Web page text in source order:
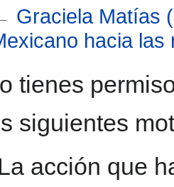
Graciela Matías
hacia
tienes
siguientes
acción que